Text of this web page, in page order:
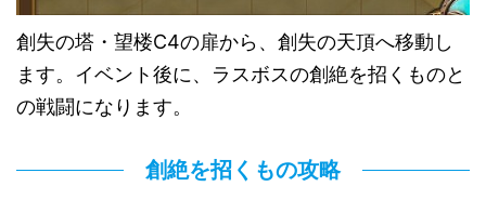
創失の塔・望楼C4の扉から、創失の天頂へ移動し
ます。イベント後に、ラスボスの創絶を招くものと
の戦闘になります。
創絶を招くもの攻略